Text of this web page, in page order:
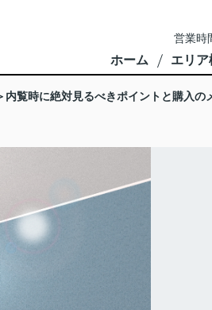
営業時
ホーム エリア
内覧時に絶対見るべきポイントと購入の